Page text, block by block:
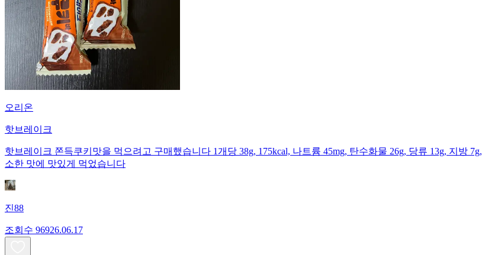
오리온
핫브레이크
핫브레이크 쫀득쿠키맛을 먹으려고 구매했습니다 1개당 38g, 175kcal, 나트륨 45mg, 탄수화물 26g, 당류 13g, 지방
소한 맛에 맛있게 먹었습니다
진88
조회수 96926.06.17